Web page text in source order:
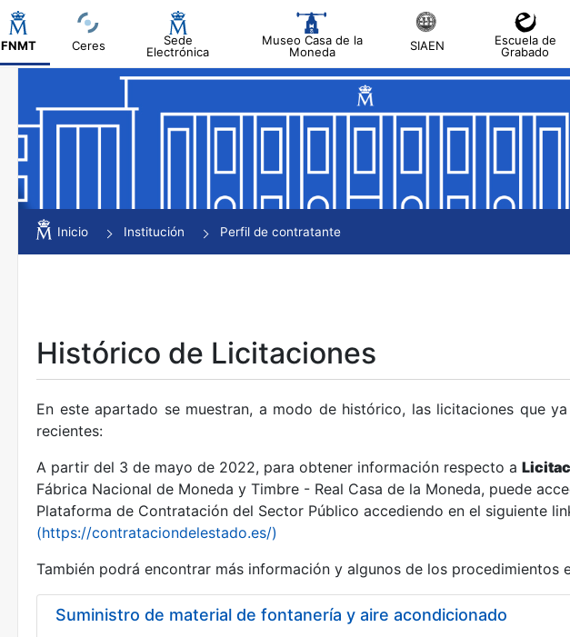
FNMT Ceres
Sede
Electrónica
Museo Casa de la
Moneda
SIAEN
Escuela de
Grabado
Mostrar/Ocultar
Mostrar/Ocultar
Mostrar/Ocultar
Mostrar/Ocultar
Mostrar/Ocultar
Inicio Institución Perfil de contratante
Histórico de Licitaciones
En este apartado se muestran, a modo de histórico, las licitaciones que
recientes:
A partir del 3 de mayo de 2022, para obtener información respecto a
Fábrica Nacional de Moneda y Timbre - Real Casa de la Moneda, puede
Plataforma de Contratación del Sector Público accediendo en el siguiente
(https://contrataciondelestado.es/)
También podrá encontrar más información y algunos de los procedimientos
Suministro de material de fontanería y aire acondicionado